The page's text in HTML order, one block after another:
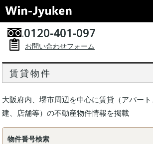
0120-401-097
お問い合わせフォーム
賃貸物件
大阪府内、堺市周辺を中心に賃貸（アパー
建、店舗等）の不動産物件情報を掲載
物件番号検索